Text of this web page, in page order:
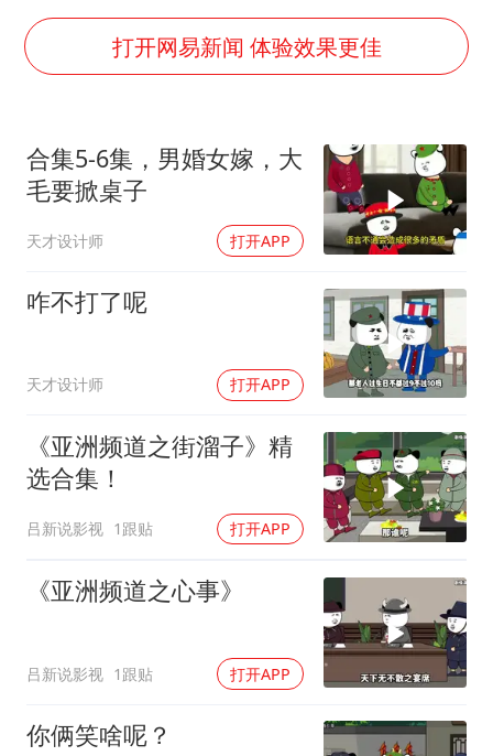
挡“张雪机车”民进党当局怕什么
灌溉水坝被隔成鱼塘 村民投诉20余年
奋力开创中国式现代化建设新局面
打开网易新闻 体验效果更佳
合集5-6集，男婚女嫁，大
毛要掀桌子
天才设计师 打开APP
咋不打了呢
天才设计师 打开APP
《亚洲频道之街溜子》精
选合集！
吕新说影视 1跟贴 打开APP
《亚洲频道之心事》
吕新说影视 1跟贴 打开APP
你俩笑啥呢？